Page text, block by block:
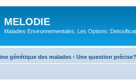
MELODIE
Maladies Environnementales, Les Options:
génétique des malades ‹ Une question précise?